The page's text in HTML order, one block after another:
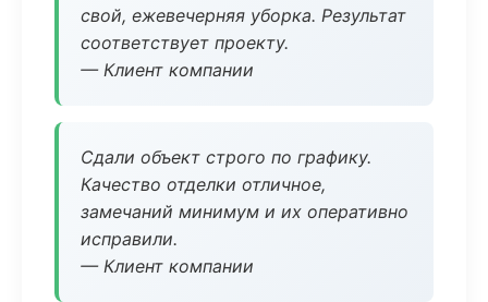
свой, ежевечерняя уборка. Результат
соответствует проекту.
— Клиент компании
Сдали объект строго по графику.
Качество отделки отличное,
замечаний минимум и их оперативно
исправили.
— Клиент компании